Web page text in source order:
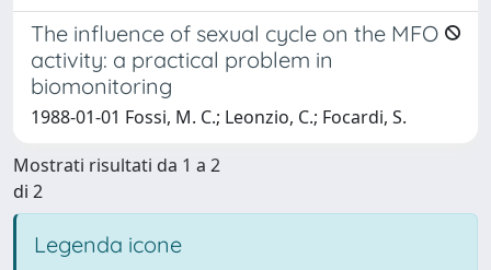
The influence of sexual cycle on the MFO
activity: a practical problem in
biomonitoring
1988-01-01 Fossi, M. C.; Leonzio, C.; Focardi, S.
Mostrati risultati da 1 a 2
di 2
Legenda icone